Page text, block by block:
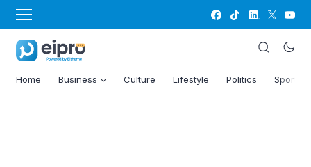
Home Business Culture Lifestyle Politics Sports